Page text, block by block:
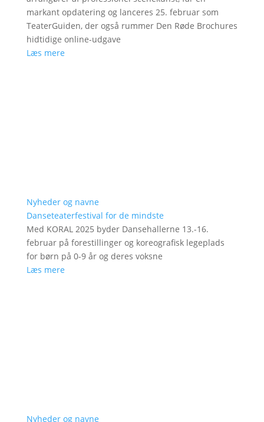
markant opdatering og lanceres 25. februar som
TeaterGuiden, der også rummer Den Røde Brochures
hidtidige online-udgave
Læs mere
Nyheder og navne
Danseteaterfestival for de mindste
Med KORAL 2025 byder Dansehallerne 13.-16.
februar på forestillinger og koreografisk legeplads
for børn på 0-9 år og deres voksne
Læs mere
Nyheder og navne